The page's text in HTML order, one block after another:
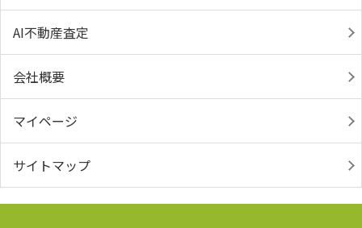
AI不動産査定
会社概要
マイページ
サイトマップ